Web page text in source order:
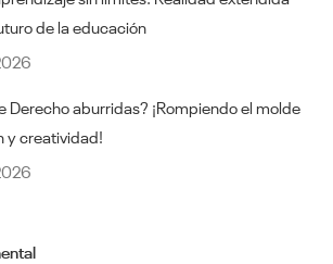
de la educación
Derecho aburridas? ¡Rompiendo el molde
y creatividad!